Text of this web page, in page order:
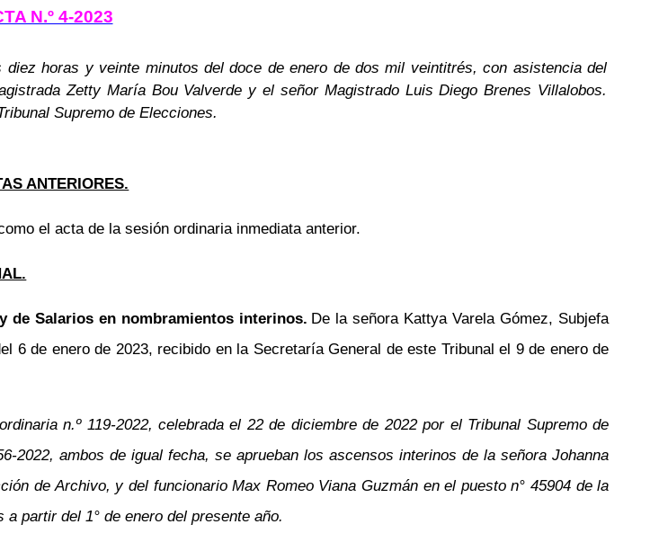
N.º 4-2023
horas y veinte minutos del doce de enero de dos mil veintitrés, con asistencia del
Zetty María Bou Valverde y el señor Magistrado Luis Diego Brenes Villalobos.
Supremo de Elecciones.
ANTERIORES.
el acta de la sesión ordinaria inmediata anterior.
de Salarios en nombramientos interinos. De la señora Kattya Varela Gómez, Subjefa
6 de enero de 2023, recibido en la Secretaría General de este Tribunal el 9 de enero de
n.º 119-2022, celebrada el 22 de diciembre de 2022 por el Tribunal Supremo de
2022, ambos de igual fecha, se aprueban los ascensos interinos de la señora Johanna
de Archivo, y del funcionario Max Romeo Viana Guzmán en el puesto n° 45904 de la
partir del 1° de enero del presente año.